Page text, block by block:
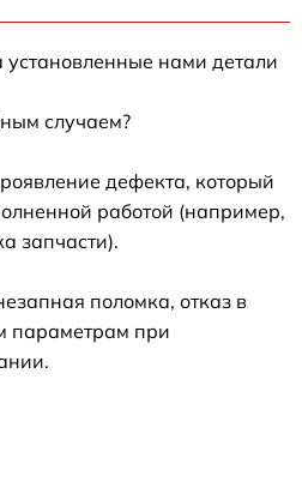
установленные нами детали
случаем?
дефекта, который
работой (например,
запчасти).
поломка, отказ в
параметрам при